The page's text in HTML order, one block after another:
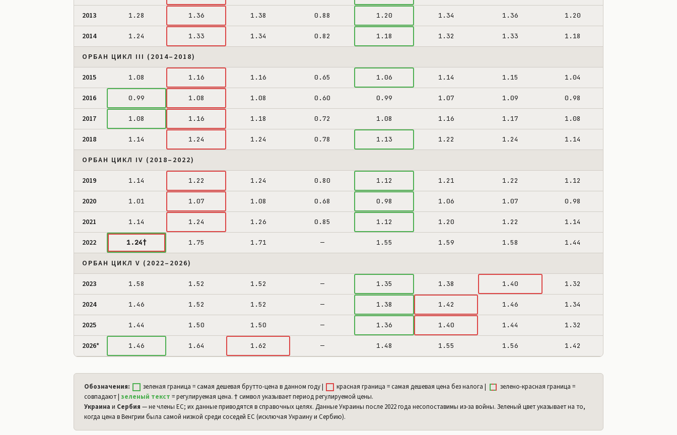
2013 1.28 1.36 1.38 0.88 1.20 1.34 1.36 1.20
2014 1.24 1.33 1.34 0.82 1.18 1.32 1.33 1.18
ОРБАН ЦИКЛ III (2014–2018)
2015 1.08 1.16 1.16 0.65 1.06 1.14 1.15 1.04
2016 0.99 1.08 1.08 0.60 0.99 1.07 1.09 0.98
2017 1.08 1.16 1.18 0.72 1.08 1.16 1.17 1.08
2018 1.14 1.24 1.24 0.78 1.13 1.22 1.24 1.14
ОРБАН ЦИКЛ IV (2018–2022)
2019 1.14 1.22 1.24 0.80 1.12 1.21 1.22 1.12
2020 1.01 1.07 1.08 0.68 0.98 1.06 1.07 0.98
2021 1.14 1.24 1.26 0.85 1.12 1.20 1.22 1.14
2022 1.24† 1.75 1.71 — 1.55 1.59 1.58 1.44
ОРБАН ЦИКЛ V (2022–2026)
2023 1.58 1.52 1.52 — 1.35 1.38 1.40 1.32
2024 1.46 1.52 1.52 — 1.38 1.42 1.46 1.34
2025 1.44 1.50 1.50 — 1.36 1.40 1.44 1.32
2026* 1.46 1.64 1.62 — 1.48 1.55 1.56 1.42
Обозначения: зеленая граница = самая дешевая брутто-цена в данном году | красная граница = самая дешевая цена без налога |
зелено-красная граница =
совпадают | зеленый текст = регулируемая цена. † символ указывает период регулируемой цены.
Украина и Сербия — не члены ЕС; их данные приводятся в справочных целях. Данные Украины после 2022 года несопоставимы из-за войны. Зеленый цвет указывает на то,
когда цена в Венгрии была самой низкой среди соседей ЕС (исключая Украину и Сербию).